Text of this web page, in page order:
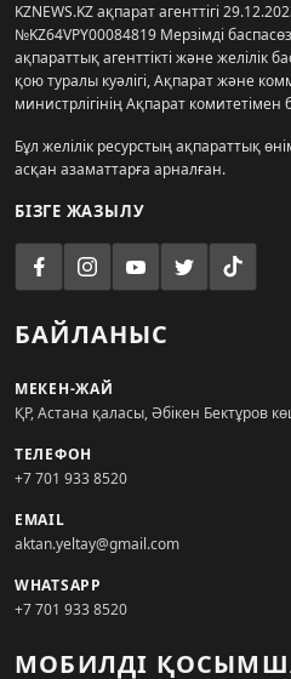
KZNEWS.KZ ақпарат агенттігі
№KZ64VPY00084819 Мерзімді
ақпараттық агенттікті және желілік
қою туралы куәлігі, Ақпарат және
министрлігінің Ақпарат комитетімен
Бұл желілік ресурстың ақпараттық
асқан азаматтарға арналған.
БІЗГЕ ЖАЗЫЛУ
БАЙЛАНЫС
МЕКЕН-ЖАЙ
ҚР, Астана қаласы, Әбікен Бектұров
ТЕЛЕФОН
+7 701 933 8520
EMAIL
aktan.yeltay@gmail.com
WHATSAPP
+7 701 933 8520
МОБИЛДІ